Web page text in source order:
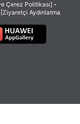
Çerez Politikası] -
[Ziyaretçi Aydınlatma